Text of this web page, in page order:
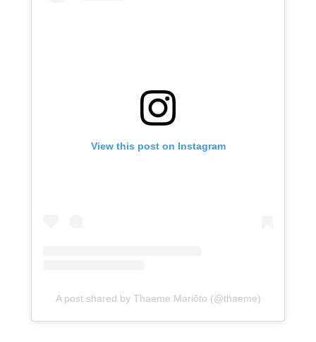
View this post on Instagram
A post shared by Thaeme Mariôto (@thaeme)